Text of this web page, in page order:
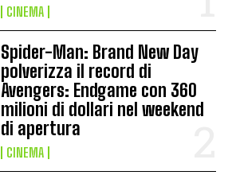
CINEMA
Spider-Man: Brand New Day
polverizza il record di
Avengers: Endgame con 360
milioni di dollari nel weekend
di apertura
CINEMA